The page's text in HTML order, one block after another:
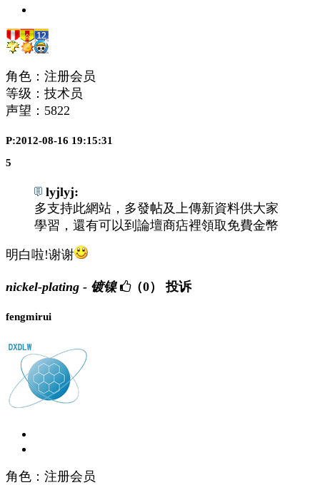
角色：注册会员
等级：技术员
声望： 5822
P:2012-08-16 19:15:31
5
lyjlyj:
多支持此網站，多發帖及上傳新資料供大家
學習，還有可以到論壇商痁裡領取免費金幣
明白啦!谢谢
nickel-plating - 镀镍 （0） 投诉
fengmirui
角色：注册会员